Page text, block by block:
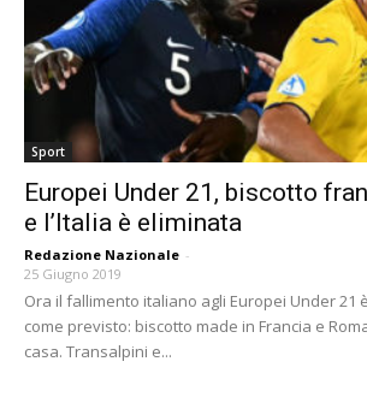
Sport
Europei Under 21, biscotto
e l’Italia è eliminata
Redazione Nazionale -
25 Giugno 2019
Ora il fallimento italiano agli Europei Under 21
come previsto: biscotto made in Francia e
casa. Transalpini e...